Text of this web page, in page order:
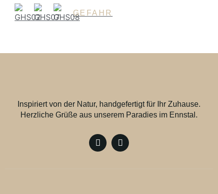
GEFAHR
Inspiriert von der Natur, handgefertigt für Ihr Zuhause.
Herzliche Grüße aus unserem Paradies im Ennstal.